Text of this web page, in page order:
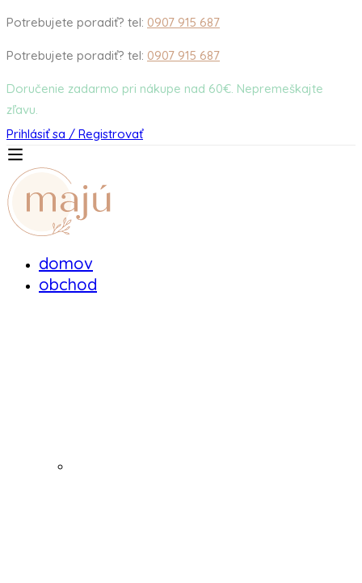
Potrebujete poradiť? tel: 0907 915 687
Potrebujete poradiť? tel: 0907 915 687
Doručenie zadarmo pri nákupe nad 60€. Nepremeškajte
zľavu.
Prihlásiť sa / Registrovať
domov
obchod